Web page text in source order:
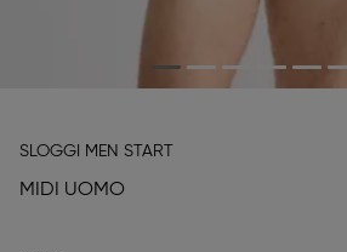
SLOGGI MEN START
MIDI UOMO